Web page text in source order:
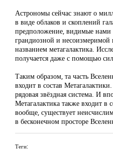
Астрономы сейчас знают о
в виде облаков и скоплений
предположение, видимые нами
грандиозной и несоизмеримой
названием метагалактика.
получается даже с помощью
Таким образом, та часть
входит в состав
рядовая звёздная система. И
Метагалактика также входит
вообще, существует
в бесконечном просторе
Теги: